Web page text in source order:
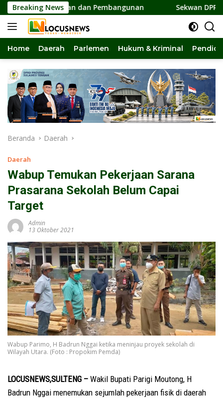
Langsung
ke
konten
Breaking News
dan Pembangunan Sekwan DPRD Sulteng
Home Daerah Parlemen Hukum & Kriminal
Beranda Daerah
Daerah
Wabup Temukan Pekerjaan Sarana
Prasarana Sekolah Belum Capai
Target
Admin
13 Oktober 2021
Wabup Parimo, H Badrun Nggai ketika meninjau proyek sekolah di
Wilayah Utara. (Foto : Propokim Pemda)
LOCUSNEWS,SULTENG – Wakil Bupati Parigi Moutong, H
Badrun Nggai menemukan sejumlah pekerjaan fisik di daerah